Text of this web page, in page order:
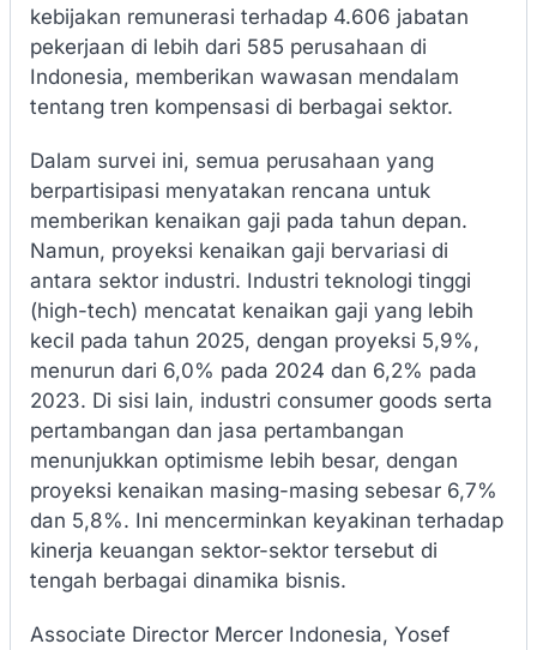
kebijakan remunerasi terhadap 4.606 jabatan
pekerjaan di lebih dari 585 perusahaan di
Indonesia, memberikan wawasan mendalam
tentang tren kompensasi di berbagai sektor.
Dalam survei ini, semua perusahaan yang
berpartisipasi menyatakan rencana untuk
memberikan kenaikan gaji pada tahun depan.
Namun, proyeksi kenaikan gaji bervariasi di
antara sektor industri. Industri teknologi tinggi
(high-tech) mencatat kenaikan gaji yang lebih
kecil pada tahun 2025, dengan proyeksi 5,9%,
menurun dari 6,0% pada 2024 dan 6,2% pada
2023. Di sisi lain, industri consumer goods serta
pertambangan dan jasa pertambangan
menunjukkan optimisme lebih besar, dengan
proyeksi kenaikan masing-masing sebesar 6,7%
dan 5,8%. Ini mencerminkan keyakinan terhadap
kinerja keuangan sektor-sektor tersebut di
tengah berbagai dinamika bisnis.
Associate Director Mercer Indonesia, Yosef